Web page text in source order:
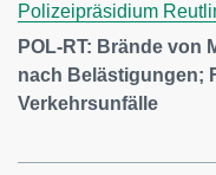
Polizeipräsidium
POL-RT: Brände von
nach Belästigungen;
Verkehrsunfälle